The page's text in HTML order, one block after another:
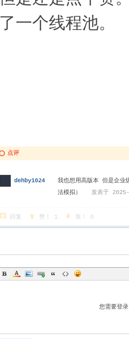
了一个线程池。
点评
dehby1024
我也想用高版本 但是企业
法模拟） 发表于
回复 赞！ 1 靠！ 0
您需要登